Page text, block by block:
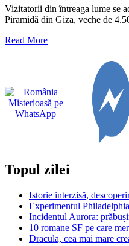
Vizitatorii din întreaga lume se
Piramidă din Giza, veche de
Read MoreRead
vechi
copac
viu
mai
decât
piramidele
egiptene
Topul zilei
Istorie interzisă,
Experimentul
Incidentul Aurora:
10 romane SF pe care
Dracula, cea mai mare